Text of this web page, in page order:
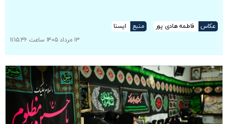
عکاس فاطمه هادی پور منبع
ایسنا
۱۳ مرداد ۱۴۰۵ ساعت ۱۱:۱۵:۴۶